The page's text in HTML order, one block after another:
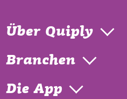
Über Quiply
Branchen
Die App